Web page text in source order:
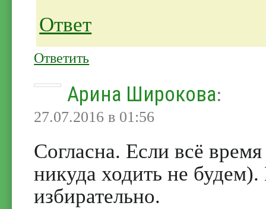
Ответ
Ответить
Арина Широкова:
27.07.2016 в 01:56
Согласна. Если всё
никуда ходить не
избирательно.